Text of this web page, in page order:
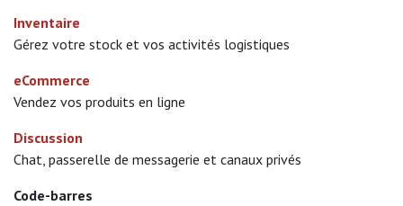
Inventaire
Gérez votre stock et vos activités logistiques
eCommerce
Vendez vos produits en ligne
Discussion
Chat, passerelle de messagerie et canaux privés
Code-barres